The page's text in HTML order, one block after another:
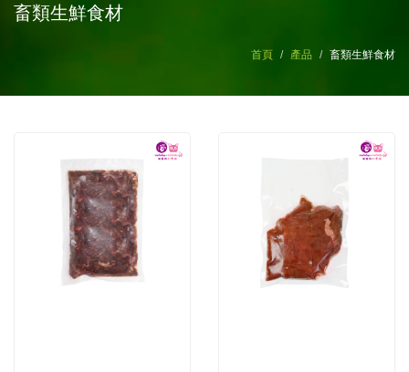
畜類生鮮食材
首頁 產品 畜類生鮮食材